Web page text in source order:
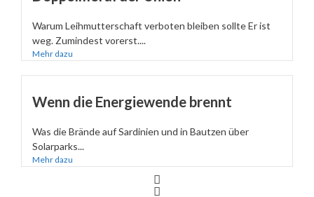
Warum Leihmutterschaft verboten bleiben sollte Er ist
weg. Zumindest vorerst....
Mehr dazu
Wenn die Energiewende brennt
Was die Brände auf Sardinien und in Bautzen über
Solarparks...
Mehr dazu